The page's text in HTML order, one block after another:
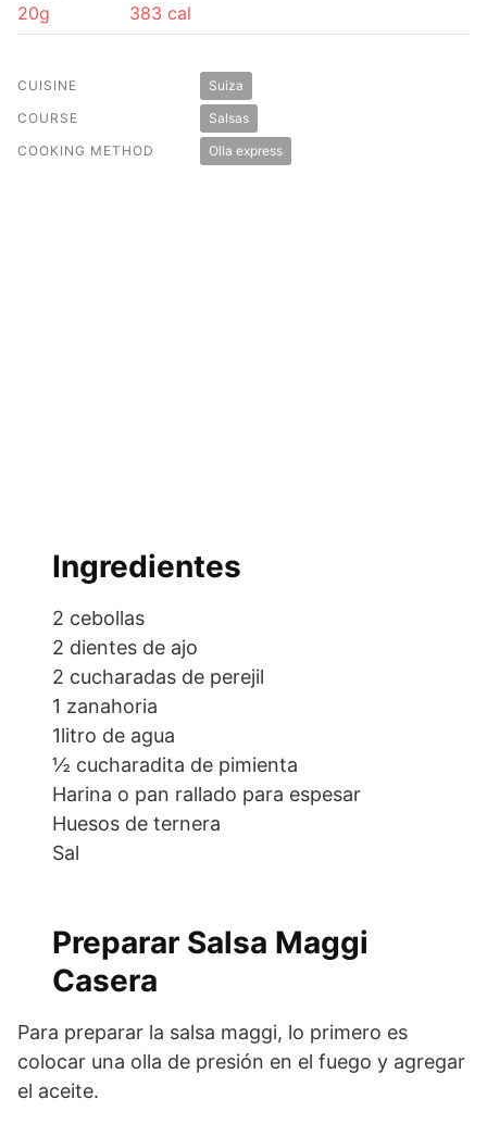
20g 383 cal
CUISINE
Suiza
COURSE
Salsas
COOKING METHOD
Olla express
Ingredientes
2 cebollas
2 dientes de ajo
2 cucharadas de perejil
1 zanahoria
1litro de agua
½ cucharadita de pimienta
Harina o pan rallado para espesar
Huesos de ternera
Sal
Preparar Salsa Maggi
Casera
Para preparar la salsa maggi, lo primero es
colocar una olla de presión en el fuego y agregar
el aceite.